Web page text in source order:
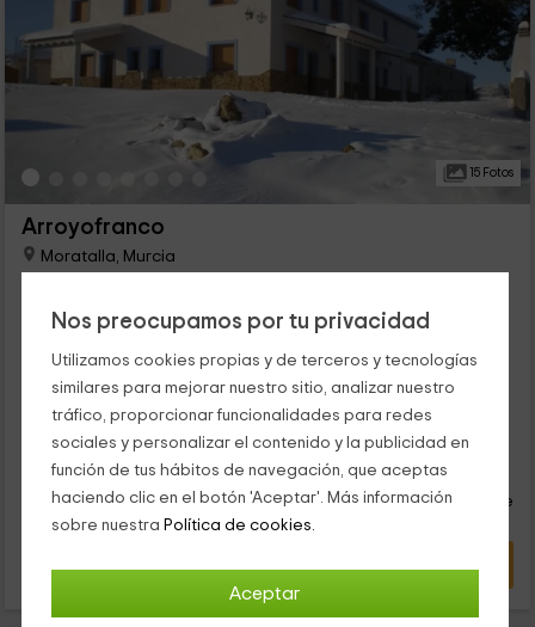
Nos preocupamos por tu privacidad
Utilizamos cookies propias y de terceros y tecnologías
similares para mejorar nuestro sitio, analizar nuestro
tráfico, proporcionar funcionalidades para redes
sociales y personalizar el contenido y la publicidad en
función de tus hábitos de navegación, que aceptas
haciendo clic en el botón 'Aceptar'. Más información
sobre nuestra Política de cookies.
Aceptar
15 Fotos
Arroyofranco
Moratalla, Murcia
Alquiler íntegro
10 habitaciones
Complejo rural pensado para todo tipo de públicos que estén
buscando disfrutar de la naturaleza y de la tranquilidad que
ofrece el medio rural. Las viviendas son totalmente
independientes y todas ellas disponen de calefacción.
Contacto directo
Respuesta superior a 72h
desde23
persona y noche